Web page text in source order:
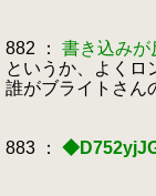
882 ： 書き込みが
というか、よくロ
誰がブライトさん
883 ：